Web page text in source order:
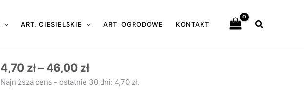
ART. CIESIELSKIE ART. OGRODOWE KONTAKT Szukaj
4,70 zł– 46,00 złZakres
cen:
Najniższa cena - ostatnie 30 dni: 4,70 zł.
ilość
Zawias